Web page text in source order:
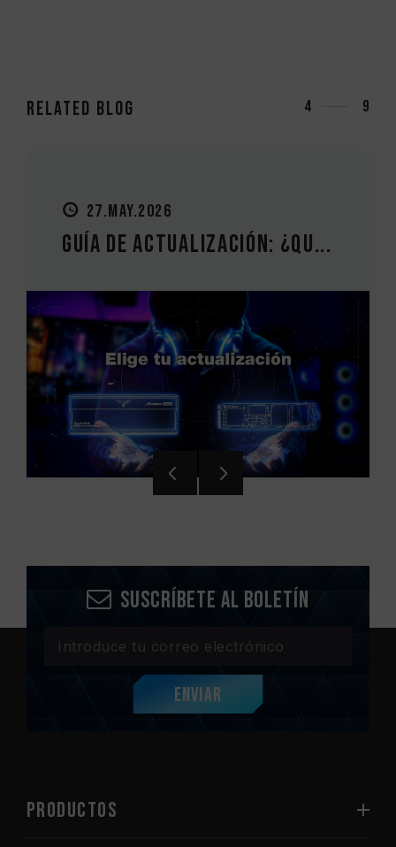
RELATED Blog 4 9
27.MAY.2026
Guía de actualización: ¿Qu...
Suscríbete al boletín
Enviar
PRODUCTOS